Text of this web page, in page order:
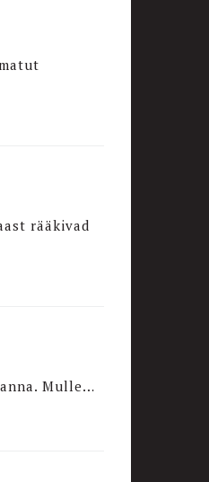
rääkivad
Mulle…